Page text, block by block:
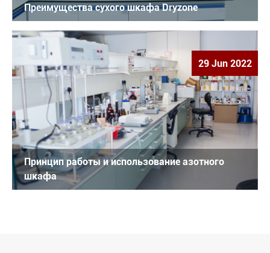
Преимущества сухого шкафа Dryzone
29 Jun 2022
Принцип работы и использование азотного
шкафа